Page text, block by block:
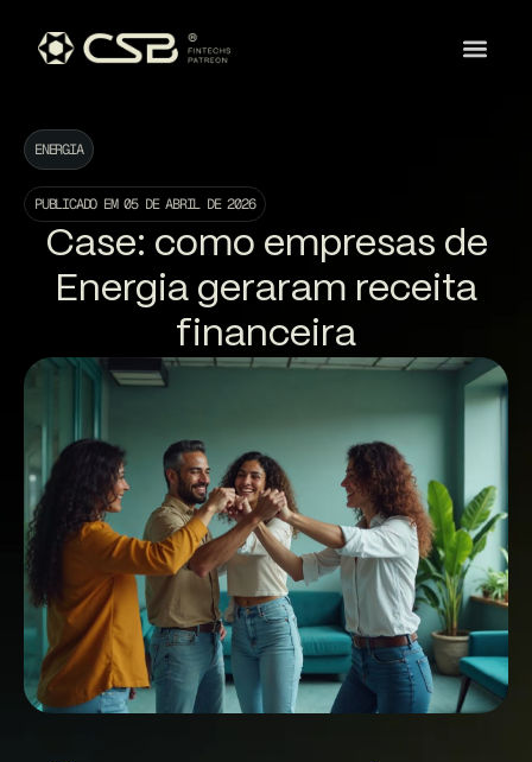
ENERGIA
PUBLICADO EM 05 DE ABRIL DE 2026
Case: como empresas de
Energia geraram receita
financeira